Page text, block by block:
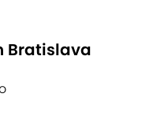
Bratislava